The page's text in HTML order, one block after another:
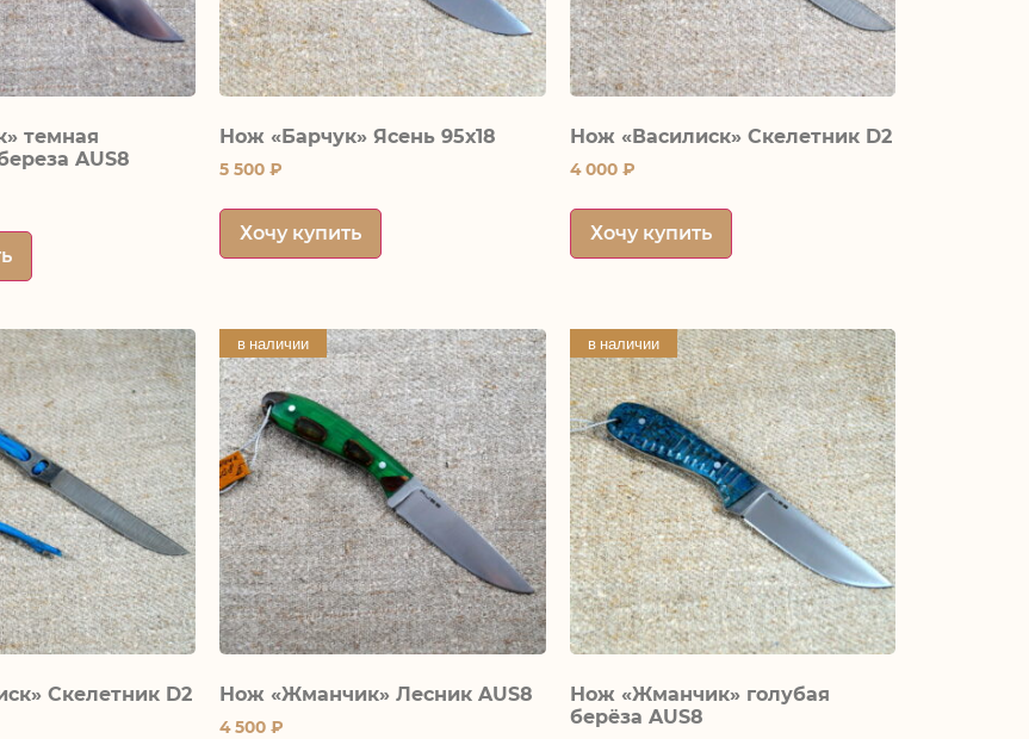
темная
AUS8
Нож «Барчук» Ясень 95х18
5 500₽
Хочу купить
Нож «Василиск» Скелетник D2
4 000 ₽
Хочу купить
Скелетник D2
в наличии
Нож «Жманчик» Лесник AUS8
4 500₽
в наличии
Нож «Жманчик» голубая
берёза AUS8